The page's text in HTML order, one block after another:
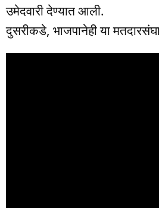
उमेदवारी देण्यात आली.
दुसरीकडे, भाजपानेही या